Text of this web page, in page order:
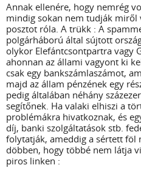
Annak ellenére, hogy nemrég
mindig sokan nem tudják miről
posztot róla. A trükk : A
polgárháború által sújtott
olykor Elefántcsontpartra vagy
ahonnan az állami vagyont ki
csak egy bankszámlaszámot,
majd az állam pénzének egy
pedig általában néhány
segítőnek. Ha valaki elhiszi a
problémákra hivatkoznak, és
díj, banki szolgáltatások stb.
folytatják, ameddig a sértett föl
döbben, hogy többé nem látja
piros linken :